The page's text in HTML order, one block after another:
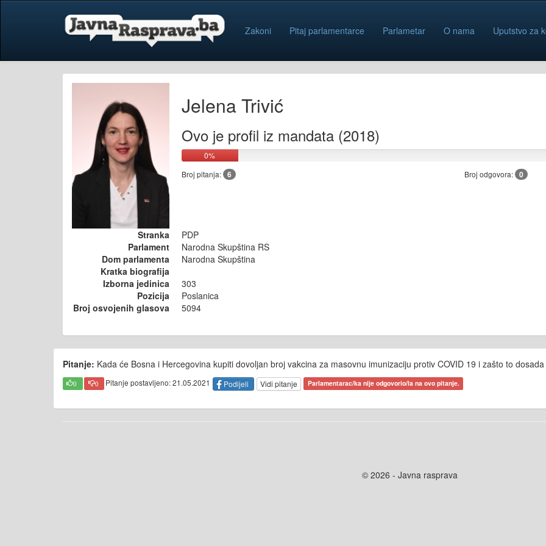
Zakoni Pitaj parlamentarce Parlametar O nama Uputstvo za
Jelena Trivić
Ovo je profil iz mandata (2018)
0%
Broj pitanja: 6 Broj odgovora: 0
Stranka
PDP
Parlament
Narodna Skupština RS
Dom parlamenta
Narodna Skupština
Kratka biografija
Izborna jedinica
303
Pozicija
Poslanica
Broj osvojenih glasova
5094
Pitanje: Kada će Bosna i Hercegovina kupiti dovoljan broj vakcina za masovnu imunizaciju protiv COVID 19 i zašto to
0 0 Pitanje postavljeno: 21.05.2021 Podijeli Vidi pitanje Parlamentarac/ka nije odgovorio/la na ovo pitanje.
© 2026 - Javna rasprava